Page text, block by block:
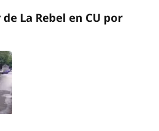
La Rebel en CU por